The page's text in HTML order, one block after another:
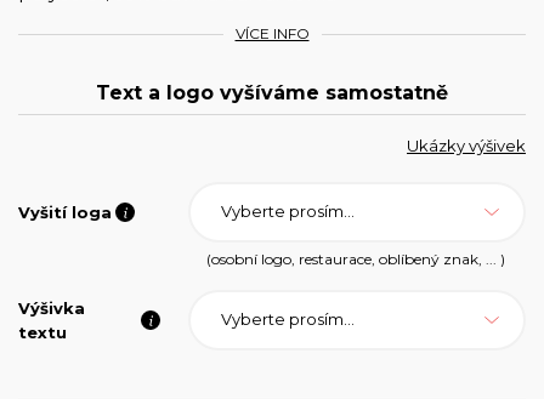
VÍCE INFO
Text a logo vyšíváme samostatně
Ukázky výšivek
Vyšití loga Vyberte prosím...
(osobní logo, restaurace, oblíbený znak, ... )
Výšivka
textu
Vyberte prosím...